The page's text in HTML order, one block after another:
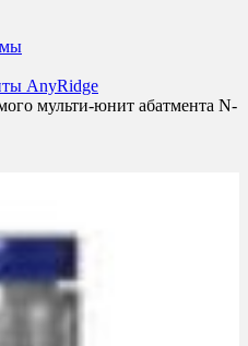
AnyRidge
мульти-юнит абатмента N-